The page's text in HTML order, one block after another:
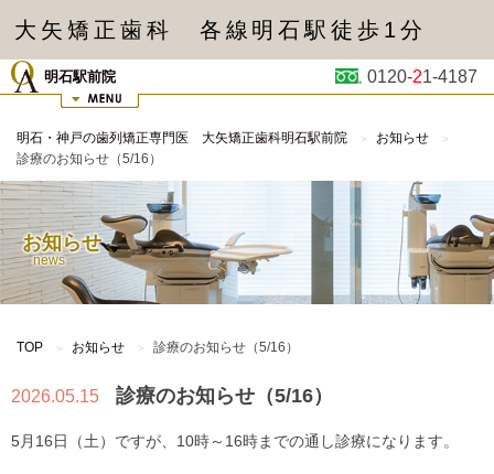
大矢矯正歯科 各線明石駅徒歩1分
明石駅前院 0120-21-4187
明石・神戸の歯列矯正専門医 大矢矯正歯科明石駅前院
お知らせ
診療のお知らせ（5/16）
お知らせ
news
TOP お知らせ 診療のお知らせ（5/16）
2026.05.15 診療のお知らせ（5/16）
5月16日（土）ですが、10時～16時までの通し診療になります。